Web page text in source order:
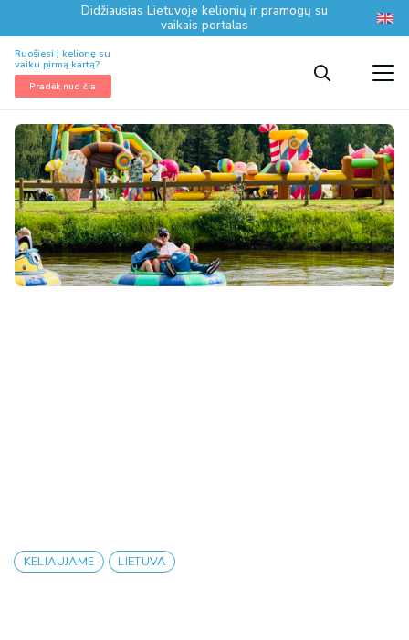
Didžiausias Lietuvoje kelionių ir pramogų su
vaikais portalas
Ruošiesi į kelionę su
vaiku pirmą kartą?
Pradėk nuo čia
KELIAUJAME LIETUVA